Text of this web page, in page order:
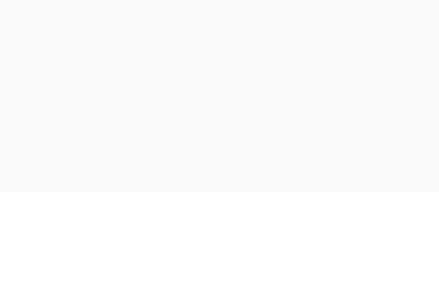
liegt, Wolfsspuren um mich herum sind und
von NovelToon.